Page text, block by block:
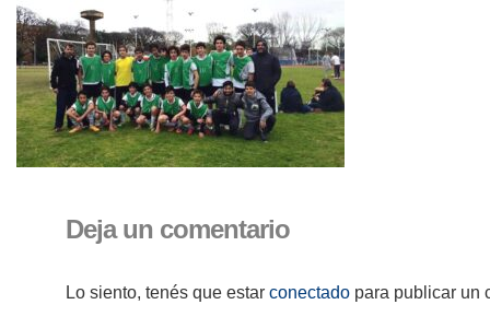
Deja un comentario
Lo siento, tenés que estar conectado para publicar un